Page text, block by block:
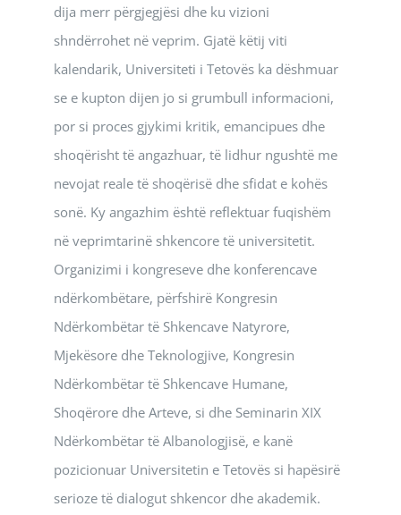
dija merr përgjegjësi dhe ku vizioni
shndërrohet në veprim. Gjatë këtij viti
kalendarik, Universiteti i Tetovës ka dëshmuar
se e kupton dijen jo si grumbull informacioni,
por si proces gjykimi kritik, emancipues dhe
shoqërisht të angazhuar, të lidhur ngushtë me
nevojat reale të shoqërisë dhe sfidat e kohës
sonë. Ky angazhim është reflektuar fuqishëm
në veprimtarinë shkencore të universitetit.
Organizimi i kongreseve dhe konferencave
ndërkombëtare, përfshirë Kongresin
Ndërkombëtar të Shkencave Natyrore,
Mjekësore dhe Teknologjive, Kongresin
Ndërkombëtar të Shkencave Humane,
Shoqërore dhe Arteve, si dhe Seminarin XIX
Ndërkombëtar të Albanologjisë, e kanë
pozicionuar Universitetin e Tetovës si hapësirë
serioze të dialogut shkencor dhe akademik.